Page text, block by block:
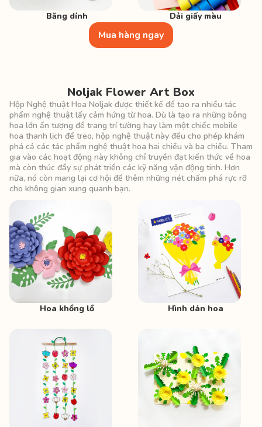
Băng dính Dải giấy màu
Mua hàng ngay
Noljak Flower Art Box
Hộp Nghệ thuật Hoa Noljak được thiết kế để tạo ra nhiều tác
phẩm nghệ thuật lấy cảm hứng từ hoa. Dù là tạo ra những bông
hoa lớn ấn tượng để trang trí tường hay làm một chiếc mobile
hoa thanh lịch để treo, hộp nghệ thuật này đều cho phép khám
phá cả các tác phẩm nghệ thuật hoa hai chiều và ba chiều. Tham
gia vào các hoạt động này không chỉ truyền đạt kiến thức về hoa
mà còn thúc đẩy sự phát triển các kỹ năng vận động tinh. Hơn
nữa, nó còn mang lại cơ hội để thêm những nét chấm phá rực rỡ
cho không gian xung quanh bạn.
Hoa khổng lồ Hình dán hoa